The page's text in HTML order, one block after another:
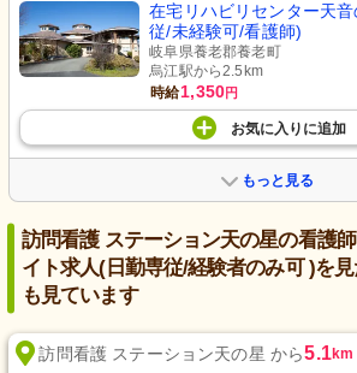
在宅リハビリセンター天
従/未経験可/看護師)
岐阜県養老郡養老町
烏江駅から2.5km
時給1,350円
お気に入り に追加
もっと見る
訪問看護 ステーション天の星の看護
イト求人(日勤専従/経験者のみ可 )を
も見ています
訪問看護 ステーション天の星 から5.1km